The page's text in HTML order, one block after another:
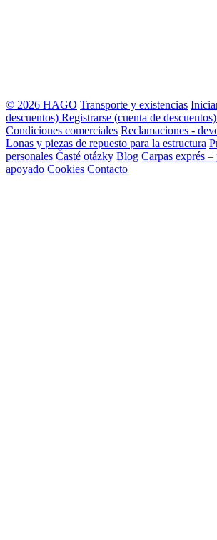
© 2026 HAGO Transporte y existencias
descuentos) Registrarse (cuenta de descuentos)
Condiciones comerciales Reclamaciones -
Lonas y piezas de repuesto para la estructura
personales Časté otázky Blog Carpas exprés
apoyado Cookies Contacto